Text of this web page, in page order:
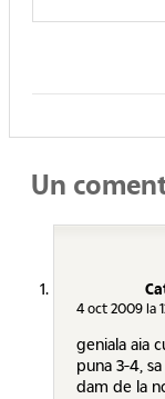
Un
4 oct 2009 la
geniala aia
puna 3-4,
dam de la